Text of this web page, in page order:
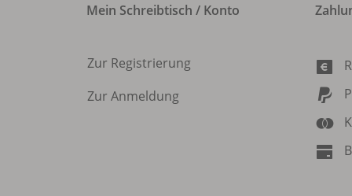
Mein Schreibtisch / Konto
Zur Registrierung
Zur Anmeldung